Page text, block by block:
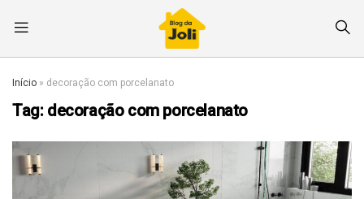
Início » decoração com porcelanato
Tag: decoração com porcelanato